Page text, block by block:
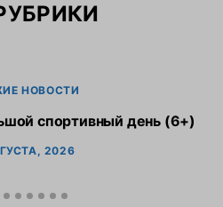
НОВОСТИ
спортивный день (6+)
2026